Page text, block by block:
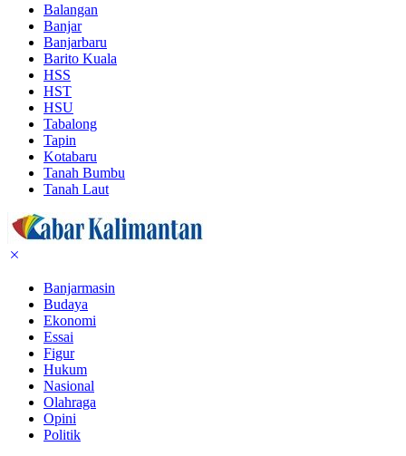
Balangan
Banjar
Banjarbaru
Barito Kuala
HSS
HST
HSU
Tabalong
Tapin
Kotabaru
Tanah Bumbu
Tanah Laut
Banjarmasin
Budaya
Ekonomi
Essai
Figur
Hukum
Nasional
Olahraga
Opini
Politik